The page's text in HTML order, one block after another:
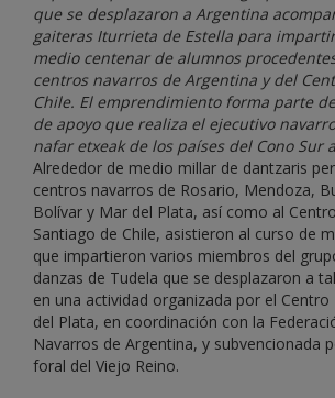
que se desplazaron a Argentina
gaiteras Iturrieta de Estella para
medio centenar de alumnos
centros navarros de Argentina y del
Chile. El emprendimiento forma parte
de apoyo que realiza el ejecutivo
nafar etxeak de los países del Cono Sur
Alrededor de medio millar de dantzaris
centros navarros de Rosario, Mendoza,
Bolívar y Mar del Plata, así como al
Santiago de Chile, asistieron al curso de
que impartieron varios miembros del
danzas de Tudela que se desplazaron a
en una actividad organizada por el
del Plata, en coordinación con la
Navarros de Argentina, y subvencionada
foral del Viejo Reino.